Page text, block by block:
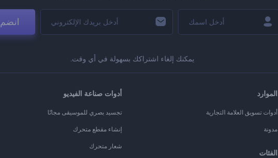
انضم
يمكنك إلغاء اشتراكك بسهولة في أي وقت.
الموارد
أدوات تسويق العلامة التجارية
مدونة
الفئات
أدوات صناعة الفيديو
تجسيد بصري للموسيقى مجانًا
إنشاء مقطع متحرك
شعار متحرك